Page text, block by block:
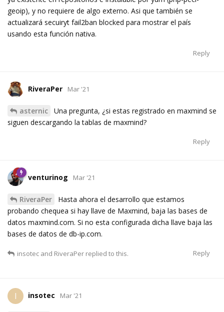
geoip), y no requiere de algo externo. Asi que también se
actualizará secuiryt fail2ban blocked para mostrar el país
usando esta función nativa.
Reply
RiveraPer Mar '21
asternic
Una pregunta, ¿si estas registrado en maxmind se
siguen descargando la tablas de maxmind?
Reply
venturinog Mar '21
RiveraPer
Hasta ahora el desarrollo que estamos
probando chequea si hay llave de Maxmind, baja las bases de
datos maxmind.com. Si no esta configurada dicha llave baja las
bases de datos de db-ip.com.
Reply
insotec and RiveraPer replied to this.
I insotec Mar '21